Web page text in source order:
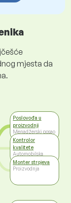
mjesta da
Poslovođa u
proizvodnji
Menadžerski posao
Kontrolor
kvalitete
Automobilska
industrija
Monter strojeva
Proizvodnja